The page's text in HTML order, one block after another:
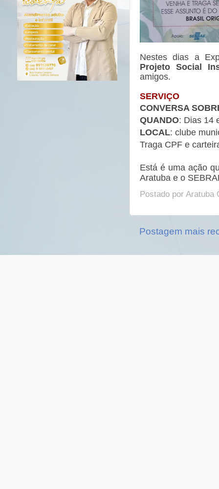
Nestes dias a
Projeto Social
amigos.
SERVIÇO
CONVERSA
QUANDO: Dias 14
LOCAL: clube
Traga CPF e
Está é uma ação
Aratuba e o
Postado por Aratuba
Postagem mais